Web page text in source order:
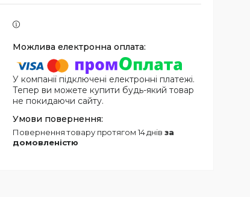
У компанії підключені електронні платежі.
Тепер ви можете купити будь-який товар
не покидаючи сайту.
повернення товару протягом 14 днів за
домовленістю